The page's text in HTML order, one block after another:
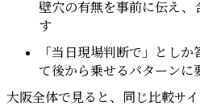
壁穴の有無を事前に伝え、
す
「当日現場判断で」とし
て後から乗せるパターンに
大阪全体で見ると、同じ比較サ